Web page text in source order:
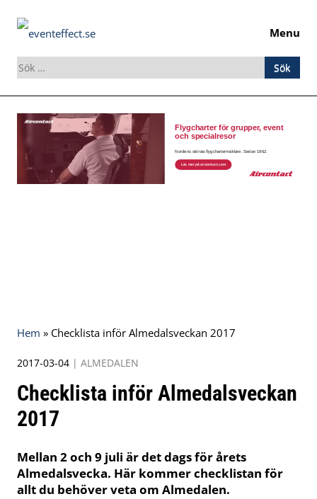
Menu
Sök
efter:
Skip
content
Hem » Checklista inför Almedalsveckan 2017
2017-03-04 | ALMEDALEN
Checklista inför Almedalsveckan
2017
Mellan 2 och 9 juli är det dags för årets
Almedalsvecka. Här kommer checklistan för
allt du behöver veta om Almedalen.